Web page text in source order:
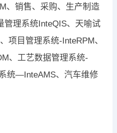
、销售、采购、生产制造
管理系统InteQIS、天喻试
项目管理系统-InteRPM、
、工艺数据管理系统-
统—InteAMS、汽车维修